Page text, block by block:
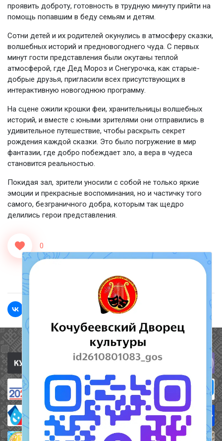
проявить доброту, готовность в трудную минуту прийти на
помощь попавшим в беду семьям и детям.
Сотни детей и их родителей окунулись в атмосферу сказки,
волшебных историй и предновогоднего чуда. С первых
минут гости представления были окутаны теплой
атмосферой, где Дед Мороз и Снегурочка, как старые-
добрые друзья, пригласили всех присутствующих в
интерактивную новогоднюю программу.
На сцене ожили крошки феи, хранительницы волшебных
историй, и вместе с юными зрителями они отправились в
удивительное путешествие, чтобы раскрыть секрет
рождения каждой сказки. Это было погружение в мир
фантазии, где добро побеждает зло, а вера в чудеса
становится реальностью.
Покидая зал, зрители уносили с собой не только яркие
эмоции и прекрасные воспоминания, но и частичку того
самого, безграничного добра, которым так щедро
делились герои представления.
0
Полезные ссылки